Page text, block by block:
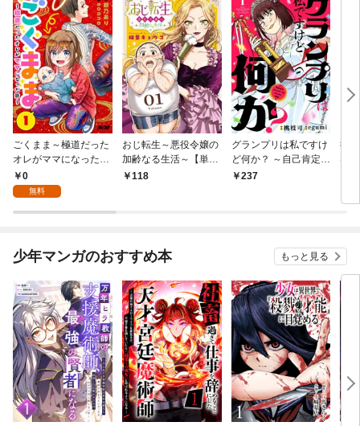
ごくまま～極道だった
オレがママになった話
～【単話】（１）
0
無料
おじ転生～悪役令嬢の
加齢なる生活～【単
話】（１）
118
グランプリは私ですけ
ど何か？ ～自己肯定モ
ンスターのミスコン無
237
後
は
少年マンガのおすすめ本 もっと見る